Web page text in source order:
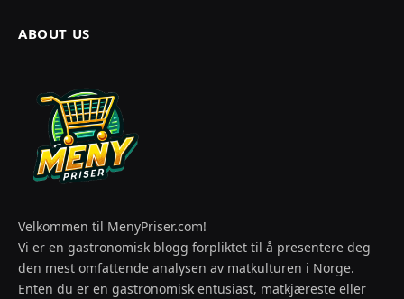
ABOUT US
Velkommen til MenyPriser.com!
Vi er en gastronomisk blogg forpliktet til å presentere deg
den mest omfattende analysen av matkulturen i Norge.
Enten du er en gastronomisk entusiast, matkjæreste eller